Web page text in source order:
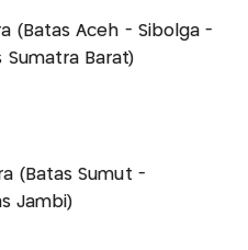
(Batas Aceh - Sibolga -
Sumatra Barat)
(Batas Sumut -
Jambi)